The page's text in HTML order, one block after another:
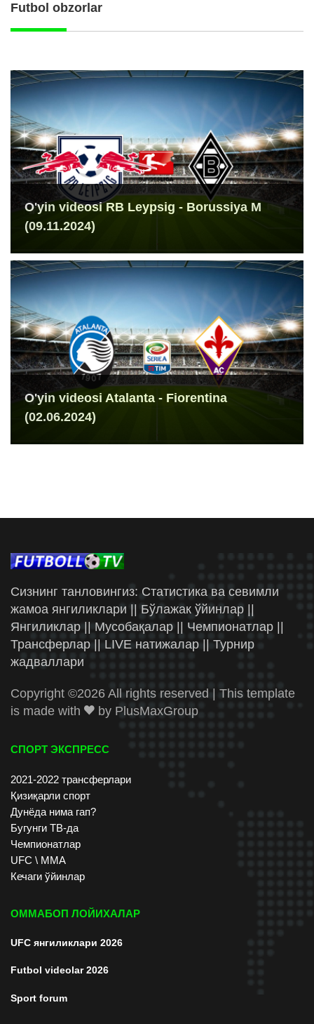
Futbol obzorlar
O'yin videosi RB Leypsig - Borussiya M
(09.11.2024)
O'yin videosi Atalanta - Fiorentina
(02.06.2024)
Сизнинг танловингиз: Статистика ва севимли
жамоа янгиликлари || Бўлажак ўйинлар ||
Янгиликлар || Мусобақалар || Чемпионатлар ||
Трансферлар || LIVE натижалар || Турнир
жадваллари
Copyright ©2026 All rights reserved | This template
is made with
by PlusMaxGroup
СПОРТ ЭКСПРЕСС
2021-2022 трансферлари
Қизиқарли спорт
Дунёда нима гап?
Бугунги ТВ-да
Чемпионатлар
UFC \ ММА
Кечаги ўйинлар
ОММАБОП ЛОЙИХАЛАР
UFC янгиликлари 2026
Futbol videolar 2026
Sport forum